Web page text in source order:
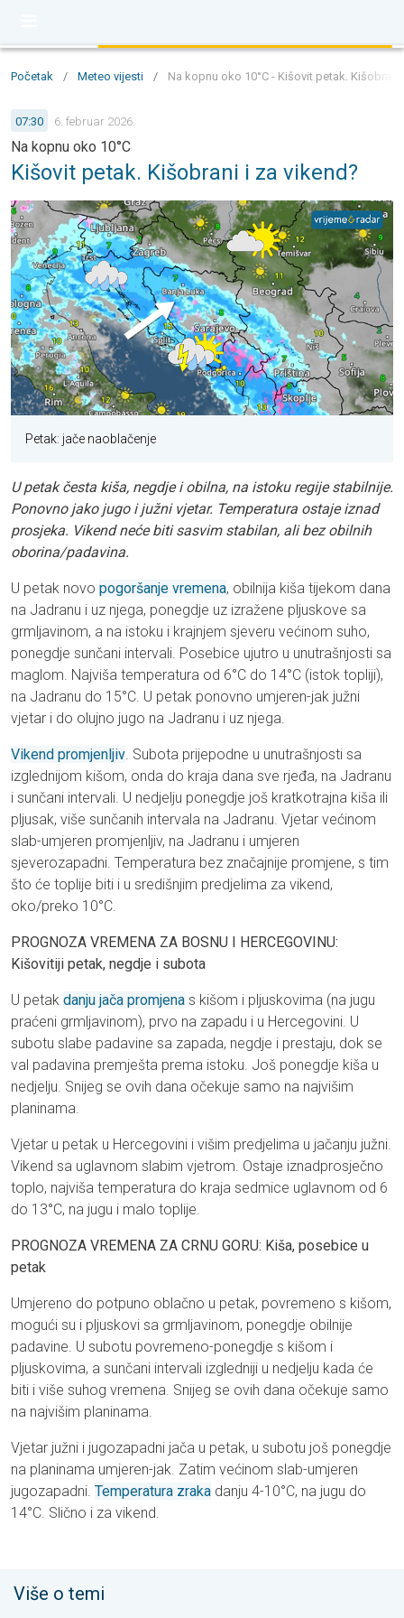
Početak / Meteo vijesti / Na kopnu oko 10°C - Kišovit petak. Kišobrani
07:30 6. februar 2026.
Na kopnu oko 10°C
Kišovit petak. Kišobrani i za vikend?
Petak: jače naoblačenje
U petak česta kiša, negdje i obilna, na istoku regije stabilnije.
Ponovno jako jugo i južni vjetar. Temperatura ostaje iznad
prosjeka. Vikend neće biti sasvim stabilan, ali bez obilnih
oborina/padavina.
U petak novo pogoršanje vremena, obilnija kiša tijekom dana
na Jadranu i uz njega, ponegdje uz izražene pljuskove sa
grmljavinom, a na istoku i krajnjem sjeveru većinom suho,
ponegdje sunčani intervali. Posebice ujutro u unutrašnjosti sa
maglom. Najviša temperatura od 6°C do 14°C (istok topliji),
na Jadranu do 15°C. U petak ponovno umjeren-jak južni
vjetar i do olujno jugo na Jadranu i uz njega.
Vikend promjenljiv. Subota prijepodne u unutrašnjosti sa
izglednijom kišom, onda do kraja dana sve rjeđa, na Jadranu
i sunčani intervali. U nedjelju ponegdje još kratkotrajna kiša ili
pljusak, više sunčanih intervala na Jadranu. Vjetar većinom
slab-umjeren promjenljiv, na Jadranu i umjeren
sjeverozapadni. Temperatura bez značajnije promjene, s tim
što će toplije biti i u središnjim predjelima za vikend,
oko/preko 10°C.
PROGNOZA VREMENA ZA BOSNU I HERCEGOVINU:
Kišovitiji petak, negdje i subota
U petak danju jača promjena s kišom i pljuskovima (na jugu
praćeni grmljavinom), prvo na zapadu i u Hercegovini. U
subotu slabe padavine sa zapada, negdje i prestaju, dok se
val padavina premješta prema istoku. Još ponegdje kiša u
nedjelju. Snijeg se ovih dana očekuje samo na najvišim
planinama.
Vjetar u petak u Hercegovini i višim predjelima u jačanju južni.
Vikend sa uglavnom slabim vjetrom. Ostaje iznadprosječno
toplo, najviša temperatura do kraja sedmice uglavnom od 6
do 13°C, na jugu i malo toplije.
PROGNOZA VREMENA ZA CRNU GORU: Kiša, posebice u
petak
Umjereno do potpuno oblačno u petak, povremeno s kišom,
mogući su i pljuskovi sa grmljavinom, ponegdje obilnije
padavine. U subotu povremeno-ponegdje s kišom i
pljuskovima, a sunčani intervali izgledniji u nedjelju kada će
biti i više suhog vremena. Snijeg se ovih dana očekuje samo
na najvišim planinama.
Vjetar južni i jugozapadni jača u petak, u subotu još ponegdje
na planinama umjeren-jak. Zatim većinom slab-umjeren
jugozapadni. Temperatura zraka danju 4-10°C, na jugu do
14°C. Slično i za vikend.
Više o temi